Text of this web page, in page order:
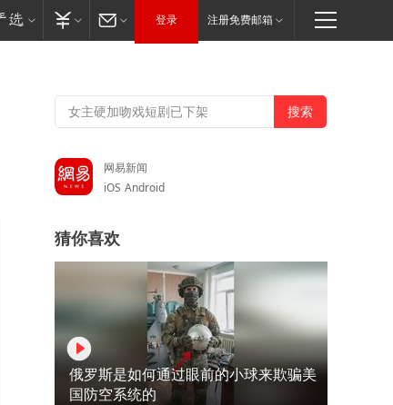
登录 注册免费邮箱
网易新闻
iOS Android
猜你喜欢
俄罗斯是如何通过眼前的小球来欺骗美
国防空系统的